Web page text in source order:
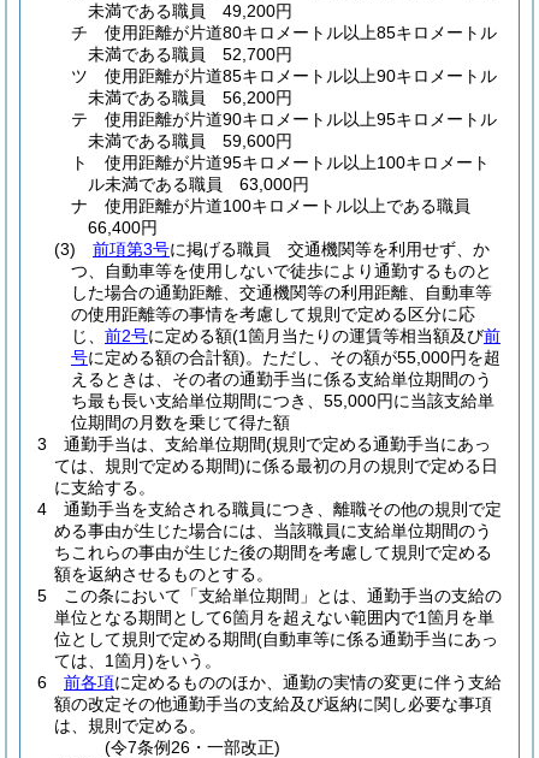
未満である職員 49,200円
チ
使用距離が片道80キロメートル以上85キロメートル
未満である職員 52,700円
ツ
使用距離が片道85キロメートル以上90キロメートル
未満である職員 56,200円
テ
使用距離が片道90キロメートル以上95キロメートル
未満である職員 59,600円
ト
使用距離が片道95キロメートル以上100キロメート
ル未満である職員 63,000円
ナ
使用距離が片道100キロメートル以上である職員
66,400円
(3)
前項第3号に掲げる職員 交通機関等を利用せず、か
つ、自動車等を使用しないで徒歩により通勤するものと
した場合の通勤距離、交通機関等の利用距離、自動車等
の使用距離等の事情を考慮して規則で定める区分に応
じ、 前2号に定める額(1箇月当たりの運賃等相当額及び前
号に定める額の合計額)。 ただし、その額が55,000円を超
えるときは、その者の通勤手当に係る支給単位期間のう
ち最も長い支給単位期間につき、55,000円に当該支給単
位期間の月数を乗じて得た額
3
通勤手当は、支給単位期間(規則で定める通勤手当にあっ
ては、規則で定める期間)に係る最初の月の規則で定める日
に支給する。
4
通勤手当を支給される職員につき、離職その他の規則で定
める事由が生じた場合には、当該職員に支給単位期間のう
ちこれらの事由が生じた後の期間を考慮して規則で定める
額を返納させるものとする。
5
この条において「支給単位期間」とは、通勤手当の支給の
単位となる期間として6箇月を超えない範囲内で1箇月を単
位として規則で定める期間(自動車等に係る通勤手当にあっ
ては、1箇月)をいう。
6
前各項に定めるもののほか、通勤の実情の変更に伴う支給
額の改定その他通勤手当の支給及び返納に関し必要な事項
は、規則で定める。
(令7条例26・一部改正)